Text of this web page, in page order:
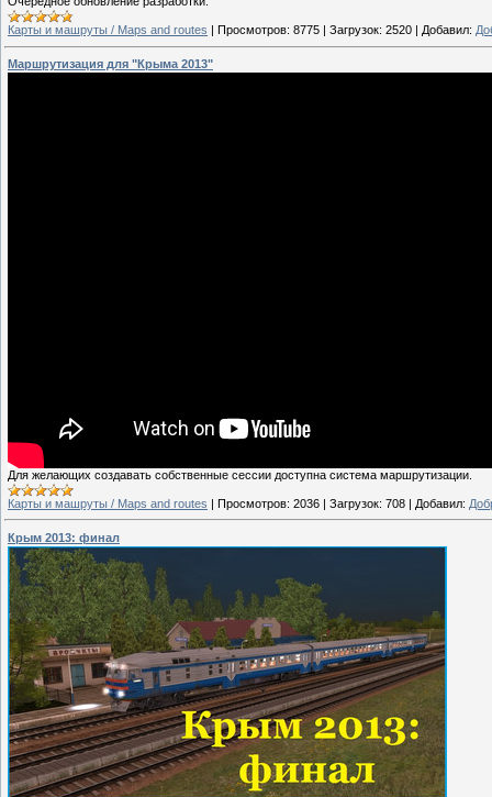
Карты и машруты / Maps and routes Просмотров: 8775 Загрузок: 2520 Добавил:
Маршрутизация для "Крыма 2013"
Для желающих создавать собственные сессии доступна система маршрутизации.
Карты и машруты / Maps and routes | Просмотров: 2036 | Загрузок: 708 | Добавил:
Крым 2013: финал